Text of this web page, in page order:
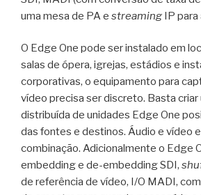
uma mesa de PA e streaming IP para
O Edge One pode ser instalado em
salas de ópera, igrejas, estádios e
corporativas, o equipamento para
vídeo precisa ser discreto. Basta criar
distribuída de unidades Edge One
das fontes e destinos. Áudio e vídeo
combinação. Adicionalmente o Edge
embedding e de-embedding SDI,
de referência de vídeo, I/O MADI,